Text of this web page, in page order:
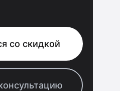
со скидкой